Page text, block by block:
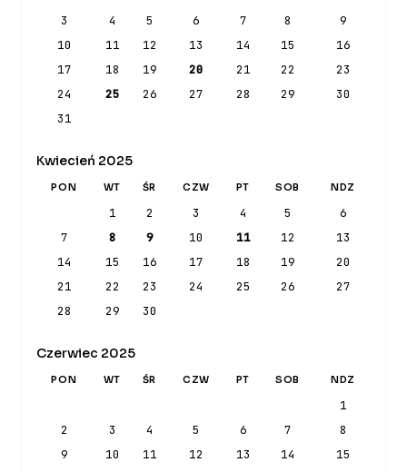
3
4 5 6 7 8
9
10
11 12 13 14 15
16
17
18 19 20 21 22
23
24
25 26 27 28 29
30
31
Kwiecień 2025
PON WT ŚR CZW PT SOB NDZ
1 2 3 4 5
6
7
8 9 10 11 12
13
14
15 16 17 18 19
20
21
22 23 24 25 26
27
28
29 30
Czerwiec 2025
PON WT ŚR CZW PT SOB NDZ
1
2
3 4 5 6 7
8
9
10 11 12 13 14
15